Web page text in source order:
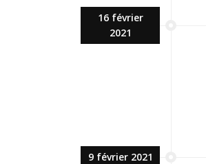
16 février
2021
9 février 2021